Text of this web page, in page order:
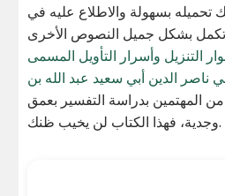
تحميله بسهولة والاطلاع عليه في
بشكل جميل النصوص الأخرى
التنزيل وأسرار التأويل المسمى
ناصر الدين أبي سعيد عبد الله بن
المهتمين بدراسة التفسير بعمق
وجدية، فهذا الكتاب لن يخيب ظنك.